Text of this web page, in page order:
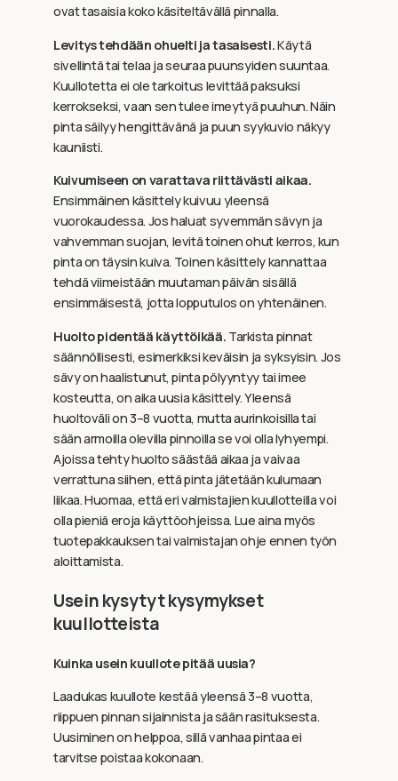
ovat tasaisia koko käsiteltävällä pinnalla.
Levitys tehdään ohuelti ja tasaisesti.Käytä
sivellintä tai telaa ja seuraa puunsyiden suuntaa.
Kuullotetta ei ole tarkoitus levittää paksuksi
kerrokseksi, vaan sen tulee imeytyä puuhun. Näin
pinta säilyy hengittävänä ja puun syykuvio näkyy
kauniisti.
Kuivumiseen on varattava riittävästi aikaa.
Ensimmäinen käsittely kuivuu yleensä
vuorokaudessa. Jos haluat syvemmän sävyn ja
vahvemman suojan, levitä toinen ohut kerros, kun
pinta on täysin kuiva. Toinen käsittely kannattaa
tehdä viimeistään muutaman päivän sisällä
ensimmäisestä, jotta lopputulos on yhtenäinen.
Huolto pidentää käyttöikää. Tarkista pinnat
säännöllisesti, esimerkiksi keväisin ja syksyisin. Jos
sävy on haalistunut, pinta pölyyntyy tai imee
kosteutta, on aika uusia käsittely. Yleensä
huoltoväli on 3–8 vuotta, mutta aurinkoisilla tai
sään armoilla olevilla pinnoilla se voi olla lyhyempi.
Ajoissa tehty huolto säästää aikaa ja vaivaa
verrattuna siihen, että pinta jätetään kulumaan
liikaa. Huomaa, että eri valmistajien kuullotteilla voi
olla pieniä eroja käyttöohjeissa. Lue aina myös
tuotepakkauksen tai valmistajan ohje ennen työn
aloittamista.
Usein kysytyt kysymykset
kuullotteista
Kuinka usein kuullote pitää uusia?
Laadukas kuullote kestää yleensä 3–8 vuotta,
riippuen pinnan sijainnista ja sään rasituksesta.
Uusiminen on helppoa, sillä vanhaa pintaa ei
tarvitse poistaa kokonaan.